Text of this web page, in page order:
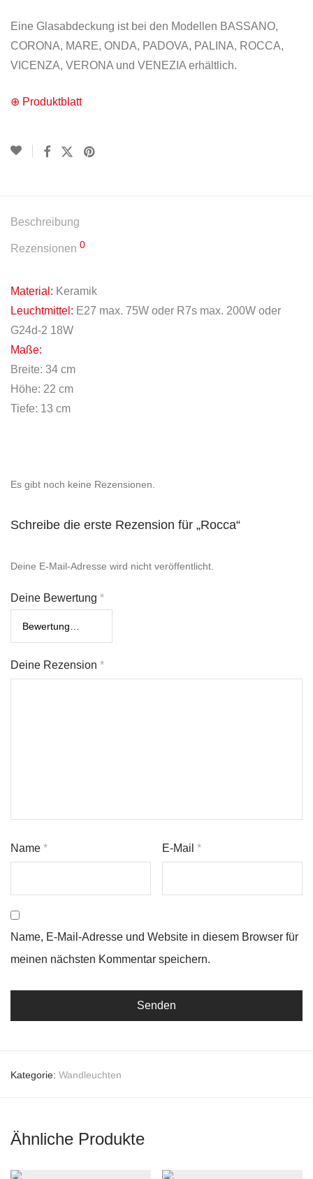
Eine Glasabdeckung ist bei den Modellen BASSANO,
CORONA, MARE, ONDA, PADOVA, PALINA, ROCCA,
VICENZA, VERONA und VENEZIA erhältlich.
⊕ Produktblatt
Beschreibung
Rezensionen 0
Material: Keramik
Leuchtmittel: E27 max. 75W oder R7s max. 200W oder
G24d-2 18W
Maße:
Breite: 34 cm
Höhe: 22 cm
Tiefe: 13 cm
Es gibt noch keine Rezensionen.
Schreibe die erste Rezension für „Rocca“
Deine E-Mail-Adresse wird nicht veröffentlicht.
Deine Bewertung *
Deine Rezension *
Name * E-Mail*
Name, E-Mail-Adresse und Website in diesem Browser für
meinen nächsten Kommentar speichern.
Kategorie: Wandleuchten
Ähnliche Produkte